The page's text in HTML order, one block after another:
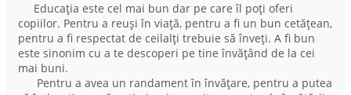
Educația este cel mai bun dar pe care îl poți oferi
copiilor. Pentru a reuși în viață, pentru a fi un bun cetățean,
pentru a fi respectat de ceilalți trebuie să înveți. A fi bun
este sinonim cu a te descoperi pe tine învățând de la cei
mai buni.
Pentru a avea un randament în învățare, pentru a putea